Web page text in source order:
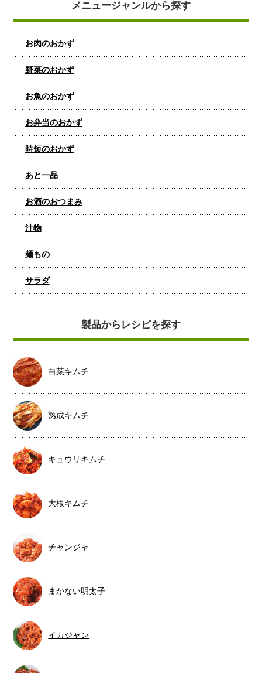
メニュージャンルから探す
お肉のおかず
野菜のおかず
お魚のおかず
お弁当のおかず
時短のおかず
あと一品
お酒のおつまみ
汁物
麺もの
サラダ
製品からレシピを探す
白菜キムチ
熟成キムチ
キュウリキムチ
大根キムチ
チャンジャ
まかない明太子
イカジャン